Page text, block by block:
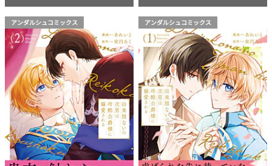
アンダルシュコミックス アンダルシュコミックス